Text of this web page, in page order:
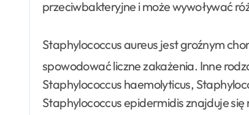
przeciwbakteryjne i może wywoływać
Staphylococcus aureus jest groźnym
spowodować liczne zakażenia. Inne
Staphylococcus haemolyticus,
Staphylococcus epidermidis znajduje